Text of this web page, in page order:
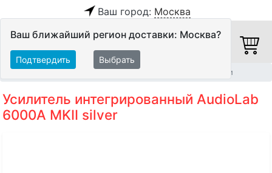
Ваш город: Москва
Ваш ближайший регион доставки: Москва?
Подтвердить Выбрать
Интегрированные усилители
Усилитель интегрированный AudioLab
6000A MKII silver